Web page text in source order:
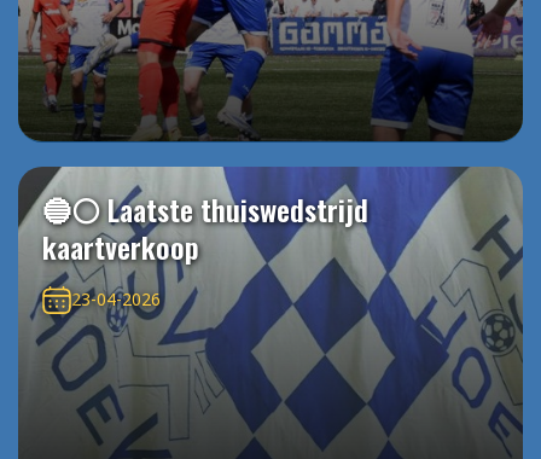
🔵⚪️ Laatste thuiswedstrijd
kaartverkoop
23-04-2026